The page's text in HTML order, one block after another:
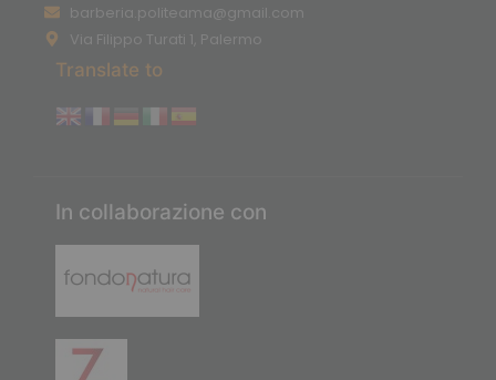
barberia.politeama@gmail.com
Via Filippo Turati 1, Palermo
Translate to
In collaborazione con